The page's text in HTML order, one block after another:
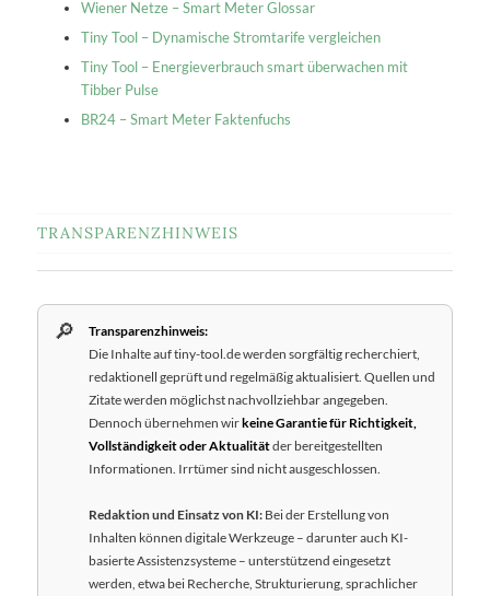
Wiener Netze – Smart Meter Glossar
Tiny Tool – Dynamische Stromtarife vergleichen
Tiny Tool – Energieverbrauch smart überwachen mit
Tibber Pulse
BR24 – Smart Meter Faktenfuchs
TRANSPARENZHINWEIS
🔎
Transparenzhinweis:
Die Inhalte auf tiny-tool.de werden sorgfältig recherchiert,
redaktionell geprüft und regelmäßig aktualisiert. Quellen und
Zitate werden möglichst nachvollziehbar angegeben.
Dennoch übernehmen wirkeine Garantie für Richtigkeit,
Vollständigkeit oder Aktualitätder bereitgestellten
Informationen. Irrtümer sind nicht ausgeschlossen.
Redaktion und Einsatz von KI: Bei der Erstellung von
Inhalten können digitale Werkzeuge – darunter auch KI-
basierte Assistenzsysteme – unterstützend eingesetzt
werden, etwa bei Recherche, Strukturierung, sprachlicher